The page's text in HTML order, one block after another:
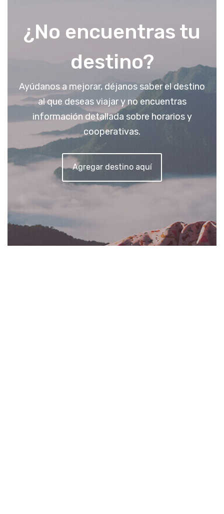
¿No encuentras tu
destino?
Ayúdanos a mejorar, déjanos saber el destino
al que deseas viajar y no encuentras
información detallada sobre horarios y
cooperativas.
Agregar destino aquí